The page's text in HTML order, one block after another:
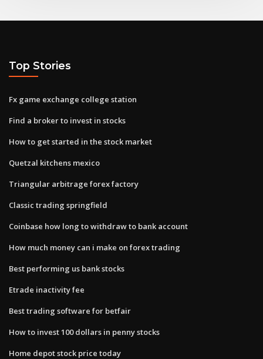
Top Stories
Fx game exchange college station
Find a broker to invest in stocks
How to get started in the stock market
Quetzal kitchens mexico
Triangular arbitrage forex factory
Classic trading springfield
Coinbase how long to withdraw to bank account
How much money can i make on forex trading
Best performing us bank stocks
Etrade inactivity fee
Best trading software for betfair
How to invest 100 dollars in penny stocks
Home depot stock price today